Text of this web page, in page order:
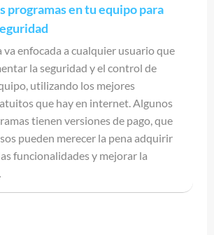
programas en tu equipo para
va enfocada a cualquier usuario que
la seguridad y el control de
utilizando los mejores
que hay en internet. Algunos
tienen versiones de pago, que
pueden merecer la pena adquirir
funcionalidades y mejorar la